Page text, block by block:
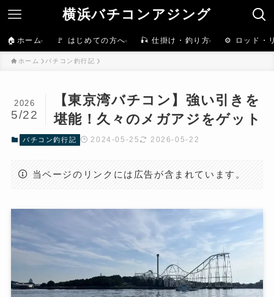
横浜バチコンアジング
🏠ホーム 🚩 はじめての方へ 🎣 仕掛け・釣り方 ⚙️ ロッド・
ホーム バチコン釣行記
【東京湾バチコン】強い引きを
堪能！久々のメガアジをゲット
2026
5/22
バチコン釣行記 2024-05-25 2026-05-22
当ページのリンクには広告が含まれています。